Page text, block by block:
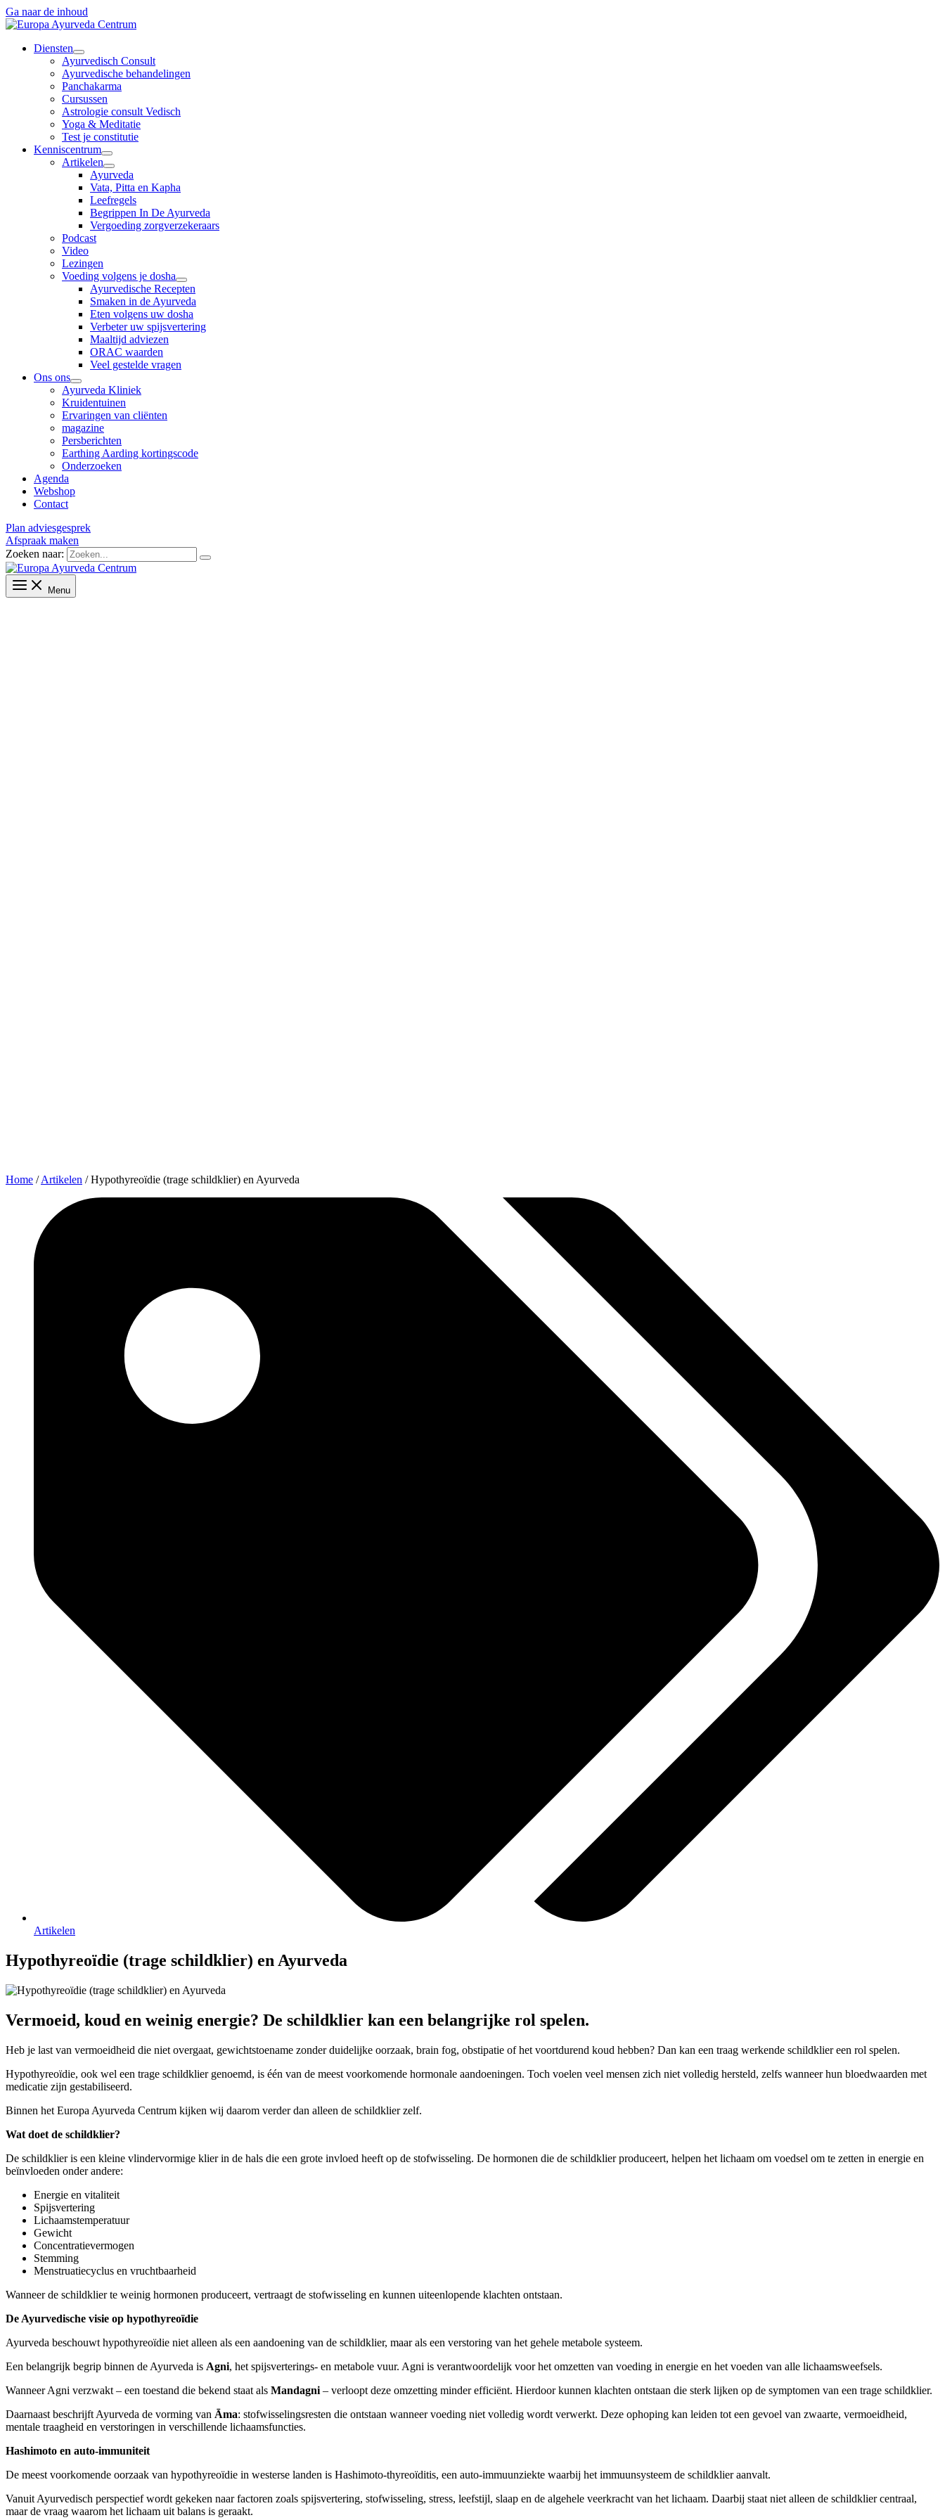
Ga naar de inhoud
Diensten
Ayurvedisch Consult
Ayurvedische behandelingen
Panchakarma
Cursussen
Astrologie consult Vedisch
Yoga & Meditatie
Test je constitutie
Kenniscentrum
Artikelen
Ayurveda
Vata, Pitta en Kapha
Leefregels
Begrippen In De Ayurveda
Vergoeding zorgverzekeraars
Podcast
Video
Lezingen
Voeding volgens je dosha
Ayurvedische Recepten
Smaken in de Ayurveda
Eten volgens uw dosha
Verbeter uw spijsvertering
Maaltijd adviezen
ORAC waarden
Veel gestelde vragen
Ons ons
Ayurveda Kliniek
Kruidentuinen
Ervaringen van cliënten
magazine
Persberichten
Earthing Aarding kortingscode
Onderzoeken
Agenda
Webshop
Contact
Plan adviesgesprek
Afspraak maken
Zoeken naar:
Menu
Home /Artikelen /Hypothyreoïdie (trage schildklier) en Ayurveda
Artikelen
Hypothyreoïdie (trage schildklier) en Ayurveda
Vermoeid, koud en weinig energie? De schildklier kan een belangrijke rol spelen.
Heb je last van vermoeidheid die niet overgaat, gewichtstoename zonder duidelijke oorzaak, brain fog, obstipatie of het voortdurend koud hebben? Dan kan een traag werkende schildklier een rol spelen.
Hypothyreoïdie, ook wel een trage schildklier genoemd, is één van de meest voorkomende hormonale aandoeningen. Toch voelen veel mensen zich niet volledig hersteld, zelfs wanneer hun bloedwaarden met
medicatie zijn gestabiliseerd.
Binnen het Europa Ayurveda Centrum kijken wij daarom verder dan alleen de schildklier zelf.
Wat doet de schildklier?
De schildklier is een kleine vlindervormige klier in de hals die een grote invloed heeft op de stofwisseling. De hormonen die de schildklier produceert, helpen het lichaam om voedsel om te zetten in energie en
beïnvloeden onder andere:
Energie en vitaliteit
Spijsvertering
Lichaamstemperatuur
Gewicht
Concentratievermogen
Stemming
Menstruatiecyclus en vruchtbaarheid
Wanneer de schildklier te weinig hormonen produceert, vertraagt de stofwisseling en kunnen uiteenlopende klachten ontstaan.
De Ayurvedische visie op hypothyreoïdie
Ayurveda beschouwt hypothyreoïdie niet alleen als een aandoening van de schildklier, maar als een verstoring van het gehele metabole systeem.
Een belangrijk begrip binnen de Ayurveda is Agni, het spijsverterings- en metabole vuur. Agni is verantwoordelijk voor het omzetten van voeding in energie en het voeden van alle lichaamsweefsels.
Wanneer Agni verzwakt – een toestand die bekend staat als Mandagni – verloopt deze omzetting minder efficiënt. Hierdoor kunnen klachten ontstaan die sterk lijken op de symptomen van een trage schildklier.
Daarnaast beschrijft Ayurveda de vorming van Āma: stofwisselingsresten die ontstaan wanneer voeding niet volledig wordt verwerkt. Deze ophoping kan leiden tot een gevoel van zwaarte, vermoeidheid,
mentale traagheid en verstoringen in verschillende lichaamsfuncties.
Hashimoto en auto-immuniteit
De meest voorkomende oorzaak van hypothyreoïdie in westerse landen is Hashimoto-thyreoïditis, een auto-immuunziekte waarbij het immuunsysteem de schildklier aanvalt.
Vanuit Ayurvedisch perspectief wordt gekeken naar factoren zoals spijsvertering, stofwisseling, stress, leefstijl, slaap en de algehele veerkracht van het lichaam. Daarbij staat niet alleen de schildklier centraal,
maar de vraag waarom het lichaam uit balans is geraakt.